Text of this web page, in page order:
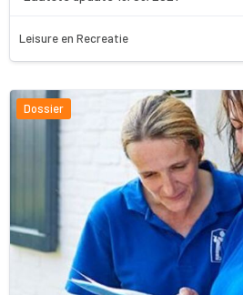
Leisure en Recreatie
Dossier